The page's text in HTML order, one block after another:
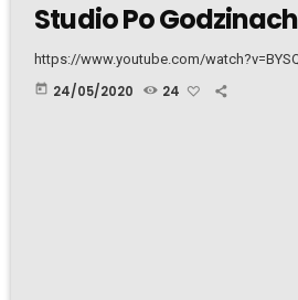
Studio Po
https://www.youtube.com/
today 24/05/2020 24